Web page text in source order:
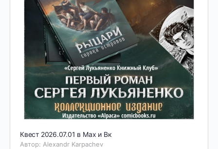
Квест 2026.07.01 в Мах и Вк
Автор: Alexandr Karpachev